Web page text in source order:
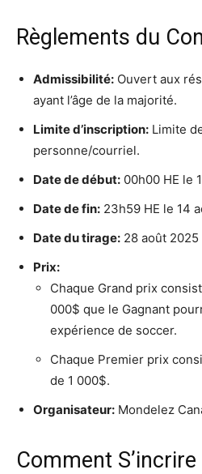
Règlements du
Admissibilité: Ouvert aux
ayant l’âge de la majorité.
Limite d’inscription: Limite
personne/courriel.
Date de début: 00h00 HE le
Date de fin: 23h59 HE le 14
Date du tirage: 28 août 2025
Prix:
Chaque Grand prix
000$ que le Gagnant
expérience de soccer.
Chaque Premier prix
de 1 000$.
Organisateur: Mondelez
Comment S’incrire